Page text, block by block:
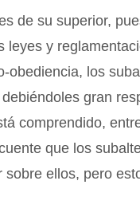
de su superior,
leyes y
obediencia, los
gran
comprendido,
que los
sobre ellos, pero